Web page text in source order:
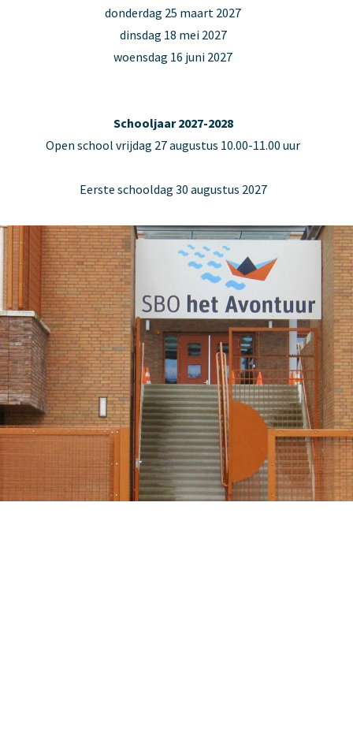
donderdag 25 maart 2027
dinsdag 18 mei 2027
woensdag 16 juni 2027
Schooljaar 2027-2028
Open school vrijdag 27 augustus 10.00-11.00 uur
Eerste schooldag 30 augustus 2027